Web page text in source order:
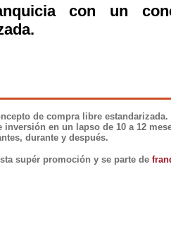
con un
de compra libre estandarizada.
inversión en un lapso de 10 a 12
durante y después.​
supér promoción y se parte de